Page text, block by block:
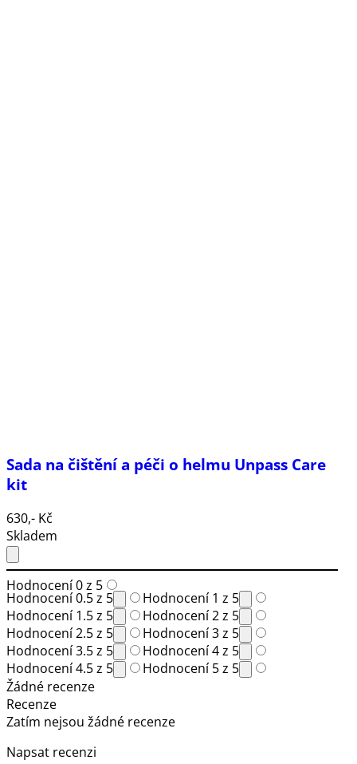
Sada na čištění a péči o helmu Unpass Care
kit
630,- Kč
Skladem
Hodnocení 0 z 5
Hodnocení 0.5 z 5
Hodnocení 1 z 5
Hodnocení 1.5 z 5
Hodnocení 2 z 5
Hodnocení 2.5 z 5
Hodnocení 3 z 5
Hodnocení 3.5 z 5
Hodnocení 4 z 5
Hodnocení 4.5 z 5
Hodnocení 5 z 5
Žádné recenze
Recenze
Zatím nejsou žádné recenze
Napsat recenzi